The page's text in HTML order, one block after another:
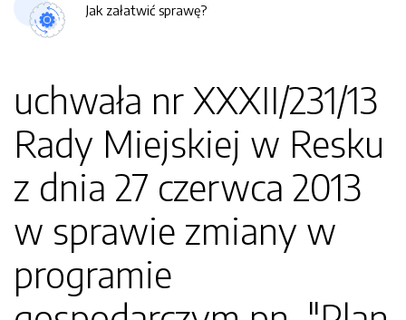
Jak załatwić sprawę?
uchwała nr XXXII/231/13
Rady Miejskiej w Resku
z dnia 27 czerwca 2013
w sprawie zmiany w
programie